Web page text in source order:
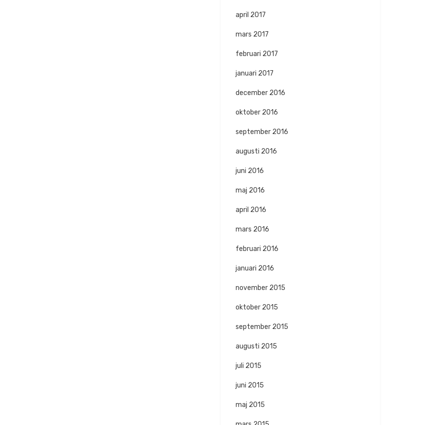
april 2017
mars 2017
februari 2017
januari 2017
december 2016
oktober 2016
september 2016
augusti 2016
juni 2016
maj 2016
april 2016
mars 2016
februari 2016
januari 2016
november 2015
oktober 2015
september 2015
augusti 2015
juli 2015
juni 2015
maj 2015